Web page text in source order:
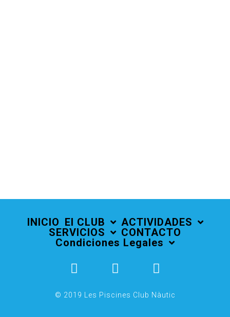
INICIO El CLUB
ACTIVIDADES
SERVICIOS
CONTACTO
Condiciones Legales
© 2019 Les Piscines Club Nàutic